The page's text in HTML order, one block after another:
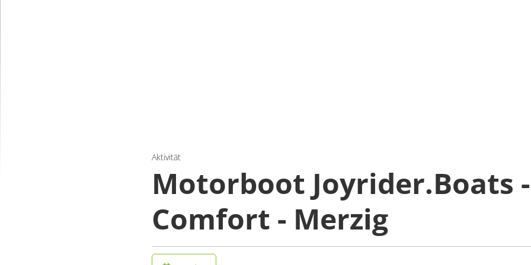
Aktivität
Motorboot Joyrider.Boats -
Comfort - Merzig